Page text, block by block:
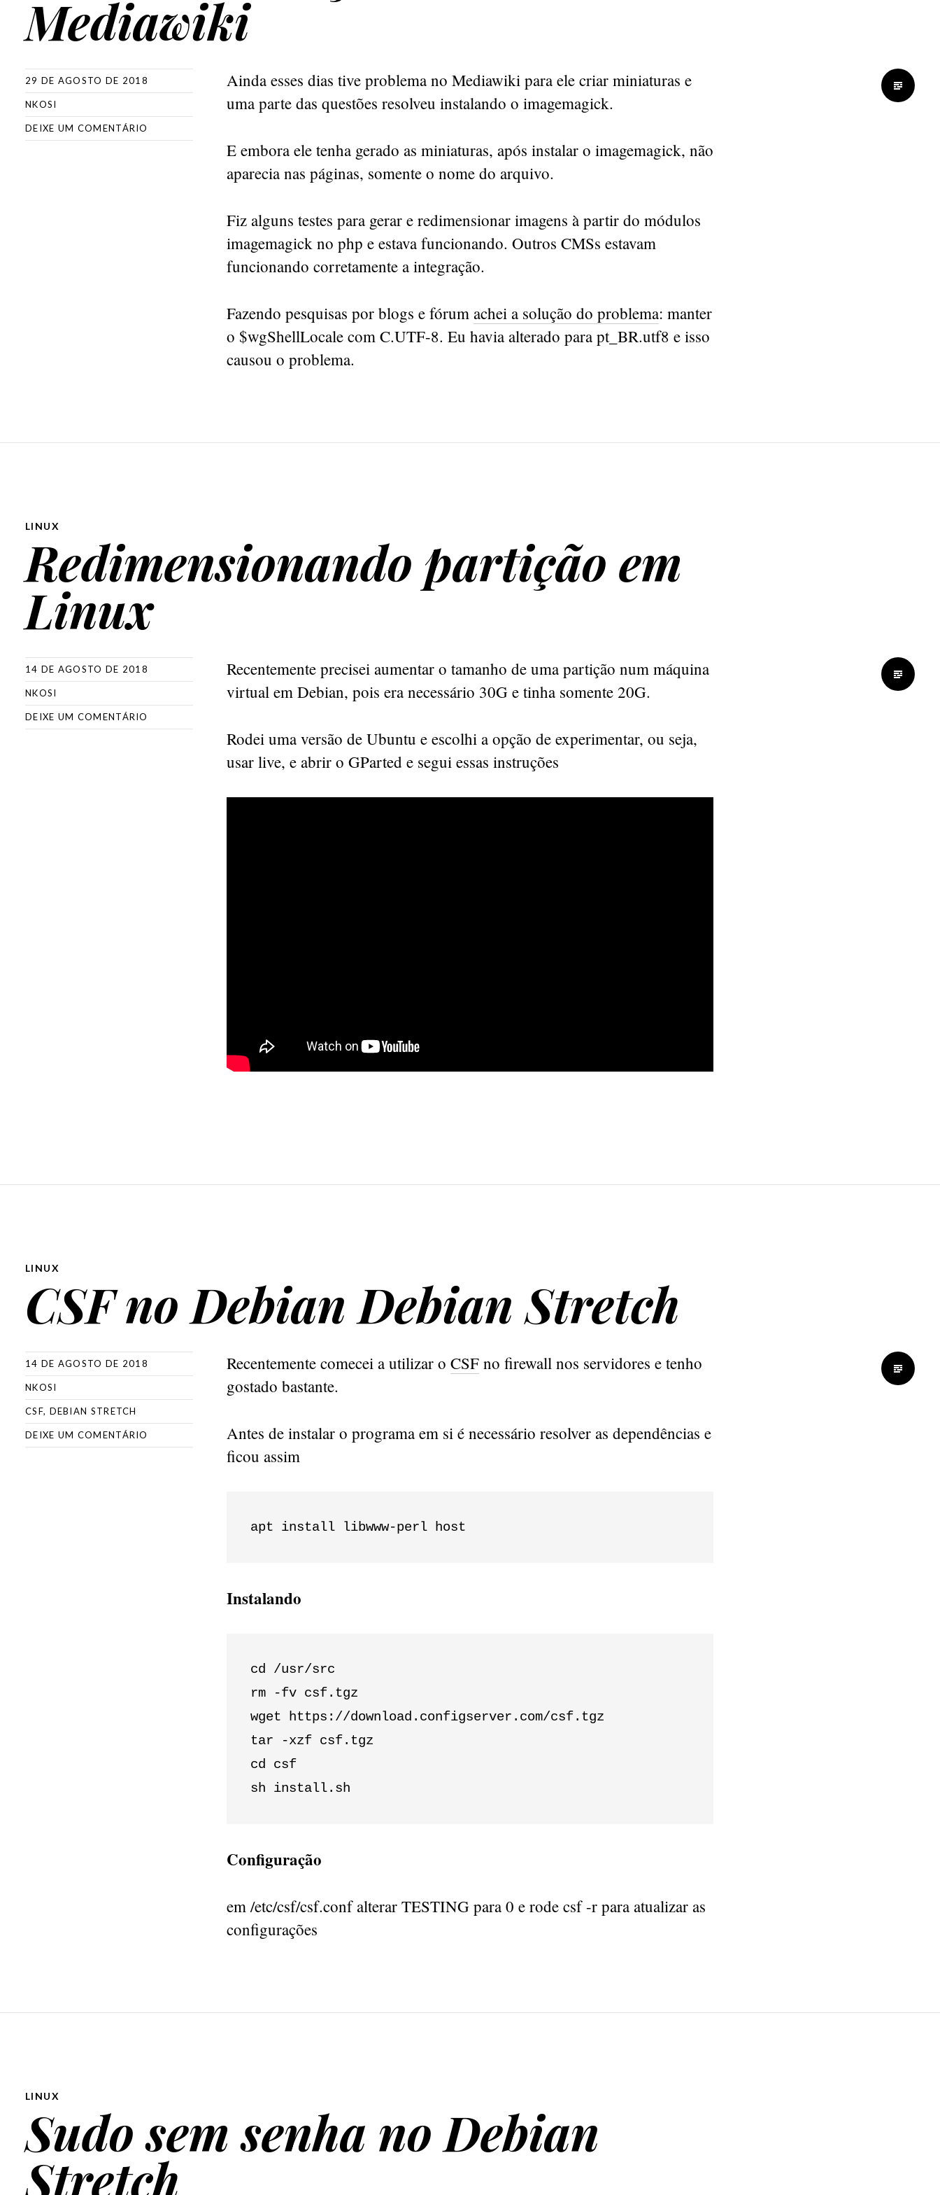
Mediawiki
29 DE AGOSTO DE 2018
NKOSI
DEIXE UM COMENTÁRIO
Ainda esses dias tive problema no Mediawiki para ele criar miniaturas e
uma parte das questões resolveu instalando o imagemagick.
E embora ele tenha gerado as miniaturas, após instalar o imagemagick, não
aparecia nas páginas, somente o nome do arquivo.
Fiz alguns testes para gerar e redimensionar imagens à partir do módulos
imagemagick no php e estava funcionando. Outros CMSs estavam
funcionando corretamente a integração.
Fazendo pesquisas por blogs e fórum achei a solução do problema: manter
o $wgShellLocale com C.UTF-8. Eu havia alterado para pt_BR.utf8 e isso
causou o problema.
LINUX
Redimensionando partição em
Linux
14 DE AGOSTO DE 2018
NKOSI
DEIXE UM COMENTÁRIO
Recentemente precisei aumentar o tamanho de uma partição num máquina
virtual em Debian, pois era necessário 30G e tinha somente 20G.
Rodei uma versão de Ubuntu e escolhi a opção de experimentar, ou seja,
usar live, e abrir o GParted e segui essas instruções
LINUX
CSF no Debian Debian Stretch
14 DE AGOSTO DE 2018
NKOSI
CSF, DEBIAN STRETCH
DEIXE UM COMENTÁRIO
Recentemente comecei a utilizar o CSF no firewall nos servidores e tenho
gostado bastante.
Antes de instalar o programa em si é necessário resolver as dependências e
ficou assim
apt install libwww-perl host
Instalando
cd /usr/src
rm -fv csf.tgz
wget https://download.configserver.com/csf.tgz
tar -xzf csf.tgz
cd csf
sh install.sh
Configuração
em /etc/csf/csf.conf alterar TESTING para 0 e rode csf -r para atualizar as
configurações
LINUX
Sudo sem senha no Debian
Stretch